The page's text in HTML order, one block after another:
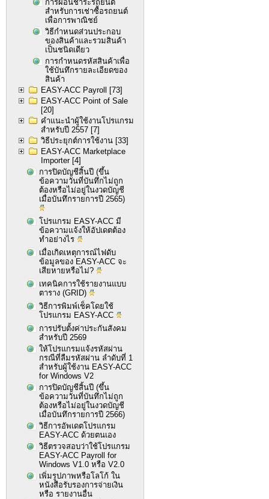
การผ่อนชำระรถยนต์
สำหรับการเช่าซื้อรถยนต์
เพื่อการพาณิชย์
วิธีกำหนดส่วนประกอบ
ของสินค้าและรวมสินค้า
เป็นชนิดเดียว
การกำหนดรหัสสินค้าเพื่อ
ใช้บันทึกรายละเอียดของ
สินค้า
EASY-ACC Payroll
[73]
EASY-ACC Point of Sale
[20]
คำแนะนำผู้ใช้งานโปรแกรม
สำหรับปี 2557 [7]
วิธีประยุกต์การใช้งาน [33]
EASY-ACC Marketplace
Importer [4]
การปิดบัญชีสิ้นปี (ขึ้น
ข้อความวันที่บันทึกไม่ถูก
ต้องหรือไม่อยู่ในงวดบัญชี
เมื่อบันทึกรายการปี 2565)
โปรแกรม EASY-ACC มี
ข้อความแจ้งให้อัปเดตต้อง
ทำอย่างไร
เมื่อเกิดเหตุการณ์ไฟดับ
ข้อมูลของ EASY-ACC จะ
เสียหายหรือไม่?
เทคนิคการใช้รายงานแบบ
ตาราง (GRID)
วิธีการพิมพ์เช็คโดยใช้
โปรแกรม EASY-ACC
การปรับตั้งค่าประกันสังคม
สำหรับปี 2569
ให้โปรแกรมแจ้งรหัสผ่าน
กรณีที่ลืมรหัสผ่าน ลำดับที่ 1
สำหรับผู้ใช้งาน EASY-ACC
for Windows V2
การปิดบัญชีสิ้นปี (ขึ้น
ข้อความวันที่บันทึกไม่ถูก
ต้องหรือไม่อยู่ในงวดบัญชี
เมื่อบันทึกรายการปี 2566)
วิธีการอัพเดตโปรแกรม
EASY-ACC ด้วยตนเอง
วิธีตรวจสอบว่าใช้โปรแกรม
EASY-ACC Payroll for
Windows V1.0 หรือ V2.0
เพิ่มรูปภาพหรือโลโก้ ใน
หนังสือรับรองการจ่ายเงิน
หรือ รายงานอื่น